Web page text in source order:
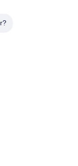
faites sur